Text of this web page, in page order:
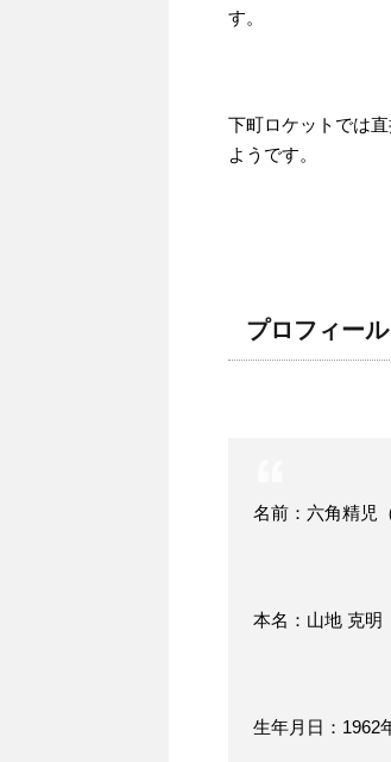
す。
下町ロケットでは
ようです。
プロフィール
名前：六角精児
本名：山地 克明
生年月日：1962